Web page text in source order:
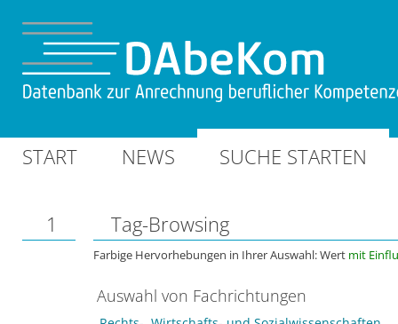
START NEWS SUCHE STARTEN
1 Tag-Browsing
Farbige Hervorhebungen in Ihrer Auswahl: Wert mit
Auswahl von Fachrichtungen